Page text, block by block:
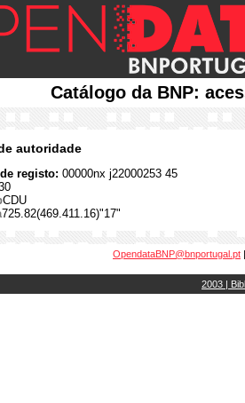
Catálogo da BNP:
autoridade
registo: 00000nx j22000253 45
CDU
725.82(469.411.16)"17"
OpendataBNP@bnportugal.pt
2003 |